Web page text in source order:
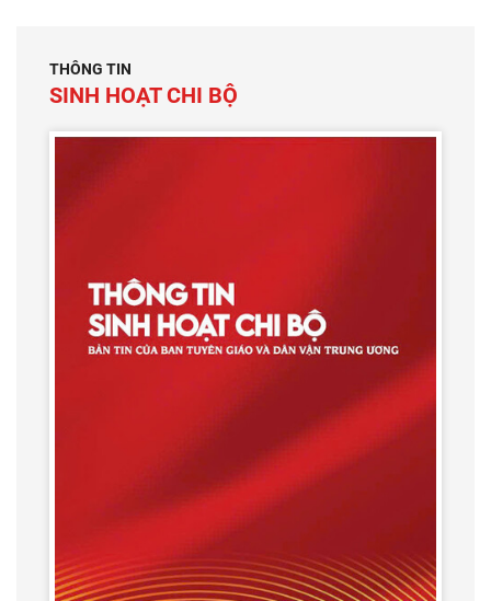
THÔNG TIN
SINH HOẠT CHI BỘ